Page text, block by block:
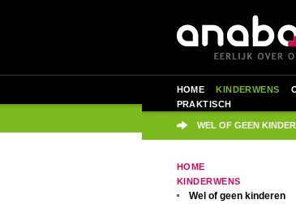
HOME KINDERWENS
PRAKTISCH
WEL OF GEEN
HOME
KINDERWENS
Wel of geen kinderen